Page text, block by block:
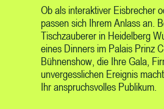
Ob als interaktiver Eisbrecher
passen sich Ihrem Anlass an.
Tischzauberer in Heidelberg
eines Dinners im Palais Prinz
Bühnenshow, die Ihre Gala,
unvergesslichen Ereignis
Ihr anspruchsvolles Publikum.